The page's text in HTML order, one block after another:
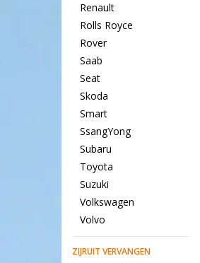
Renault
Rolls Royce
Rover
Saab
Seat
Skoda
Smart
SsangYong
Subaru
Toyota
Suzuki
Volkswagen
Volvo
ZIJRUIT VERVANGEN